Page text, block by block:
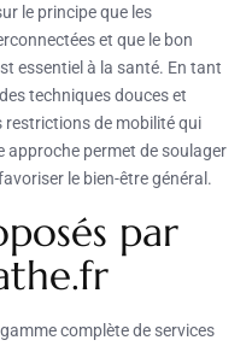
le principe que les
et que le bon
essentiel à la santé. En tant
techniques douces et
restrictions de mobilité qui
approche permet de soulager
le bien-être général.
par
complète de services